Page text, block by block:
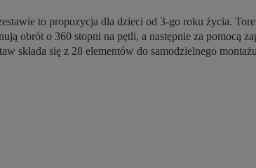
to propozycja dla dzieci od 3-go roku życia.
obrót o 360 stopni na pętli, a następnie za pomocą
składa się z 28 elementów do samodzielnego